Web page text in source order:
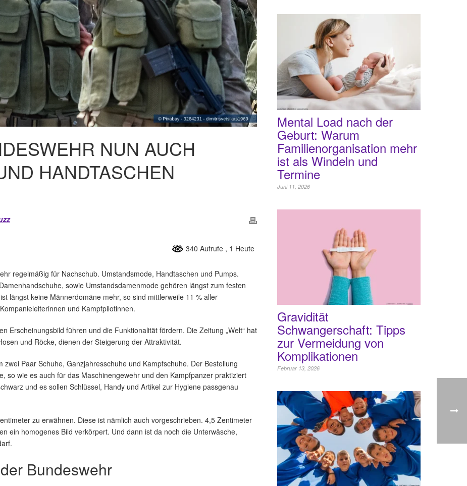
NUN AUCH
HANDTASCHEN
340 Aufrufe , 1 Heute
regelmäßig für Nachschub. Umstandsmode, Handtaschen und Pumps.
sowie Umstandsdamenmode gehören längst zum festen
längst keine Männerdomäne mehr, so sind mittlerweile 11 % aller
und Kampfpilotinnen.
Erscheinungsbild führen und die Funktionalität fördern. Die Zeitung „Welt“ hat
und Röcke, dienen der Steigerung der Attraktivität.
Paar Schuhe, Ganzjahresschuhe und Kampfschuhe. Der Bestellung
so wie es auch für das Maschinengewehr und den Kampfpanzer praktiziert
und es sollen Schlüssel, Handy und Artikel zur Hygiene passgenau
zu erwähnen. Diese ist nämlich auch vorgeschrieben. 4,5 Zentimeter
ein homogenes Bild verkörpert. Und dann ist da noch die Unterwäsche,
Bundeswehr
Mental Load nach der
Geburt: Warum
Familienorganisation mehr
ist als Windeln und
Termine
Juni 11, 2026
Gravidität
Schwangerschaft: Tipps
zur Vermeidung von
Komplikationen
Februar 13, 2026